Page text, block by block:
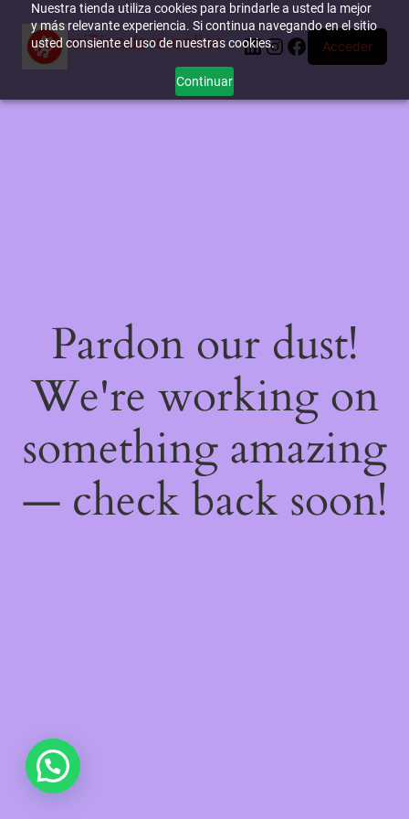
Nuestra tienda utiliza cookies para brindarle a usted la mejor
y más relevante experiencia. Si continua navegando en el sitio
usted consiente el uso de nuestras cookies.
Continuar
miTienda-e.online LinkedIn
Instagram
Facebook
Acceder
Pardon our dust!
We're working on
something amazing
— check back soon!